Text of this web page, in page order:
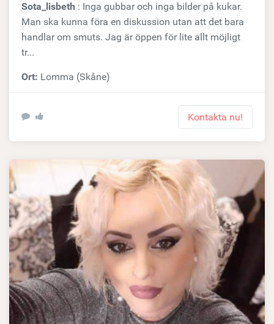
Sota_lisbeth : Inga gubbar och inga bilder på kukar.
Man ska kunna föra en diskussion utan att det bara
handlar om smuts. Jag är öppen för lite allt möjligt
tr...
Ort: Lomma (Skåne)
Kontakta nu!